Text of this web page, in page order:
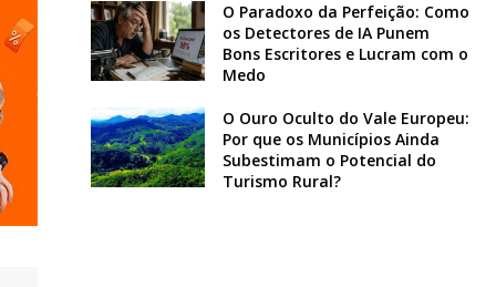
O Paradoxo da Perfeição: Como
os Detectores de IA Punem
Bons Escritores e Lucram com o
Medo
O Ouro Oculto do Vale Europeu:
Por que os Municípios Ainda
Subestimam o Potencial do
Turismo Rural?